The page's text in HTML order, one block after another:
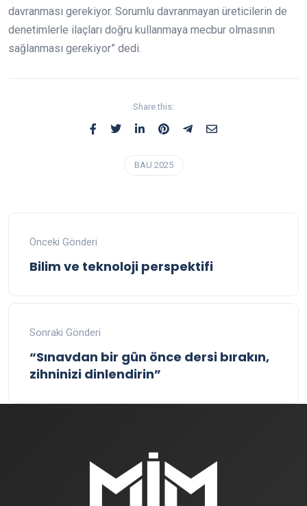
davranması gerekiyor. Sorumlu davranmayan üreticilerin de
denetimlerle ilaçları doğru kullanmaya mecbur olmasının
sağlanması gerekiyor” dedi.
Share this:
BAU 2025
Önceki Gönderi
Bilim ve teknoloji perspektifi
Sonraki Gönderi
“Sınavdan bir gün önce dersi bırakın,
zihninizi dinlendirin”